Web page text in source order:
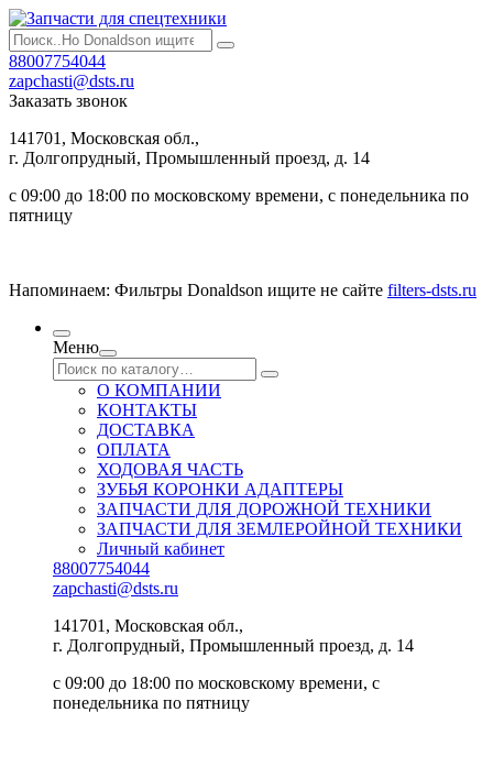
88007754044
zapchasti@dsts.ru
Заказать звонок
141701, Московская обл.,
г. Долгопрудный, Промышленный проезд, д. 14
с 09:00 до 18:00 по московскому времени, с понедельника по
пятницу
Напоминаем: Фильтры Donaldson ищите не сайте filters-dsts.ru
Меню
О КОМПАНИИ
КОНТАКТЫ
ДОСТАВКА
ОПЛАТА
ХОДОВАЯ ЧАСТЬ
ЗУБЬЯ КОРОНКИ АДАПТЕРЫ
ЗАПЧАСТИ ДЛЯ ДОРОЖНОЙ ТЕХНИКИ
ЗАПЧАСТИ ДЛЯ ЗЕМЛЕРОЙНОЙ ТЕХНИКИ
Личный кабинет
88007754044
zapchasti@dsts.ru
141701, Московская обл.,
г. Долгопрудный, Промышленный проезд, д. 14
с 09:00 до 18:00 по московскому времени, с
понедельника по пятницу